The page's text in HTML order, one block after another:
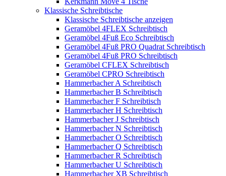
Klassische Schreibtische
Klassische Schreibtische anzeigen
Geramöbel 4FLEX Schreibtisch
Geramöbel 4Fuß Eco Schreibtisch
Geramöbel 4Fuß PRO Quadrat Schreibtisch
Geramöbel 4Fuß PRO Schreibtisch
Geramöbel CFLEX Schreibtisch
Geramöbel CPRO Schreibtisch
Hammerbacher A Schreibtisch
Hammerbacher B Schreibtisch
Hammerbacher F Schreibtisch
Hammerbacher H Schreibtisch
Hammerbacher J Schreibtisch
Hammerbacher N Schreibtisch
Hammerbacher O Schreibtisch
Hammerbacher Q Schreibtisch
Hammerbacher R Schreibtisch
Hammerbacher U Schreibtisch
Hammerbacher XB Schreibtisch